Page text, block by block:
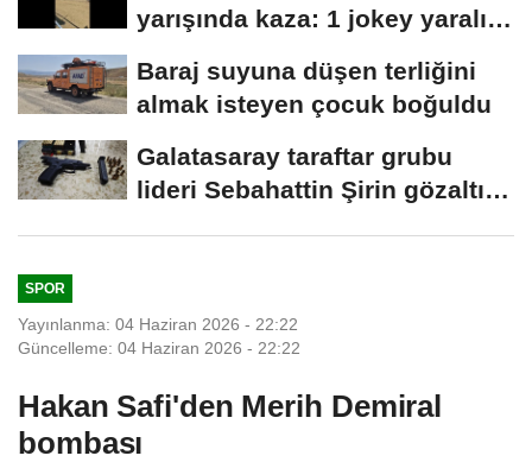
yarışında kaza: 1 jokey yaralı,
Baraj suyuna düşen terliğini
almak isteyen çocuk boğuldu
Galatasaray taraftar grubu
lideri Sebahattin Şirin gözaltına
SPOR
Yayınlanma: 04 Haziran 2026 - 22:22
Güncelleme: 04 Haziran 2026 - 22:22
Hakan Safi'den Merih Demiral
bombası